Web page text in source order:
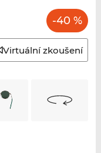
-40 %
Virtuální zkoušení